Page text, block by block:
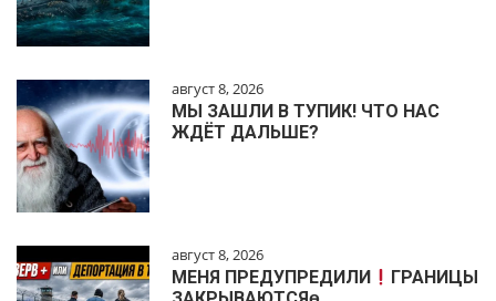
август 8, 2026
МЫ ЗАШЛИ В ТУПИК! ЧТО НАС
ЖДЁТ ДАЛЬШЕ?
август 8, 2026
МЕНЯ ПРЕДУПРЕДИЛИ
ГРАНИЦЫ